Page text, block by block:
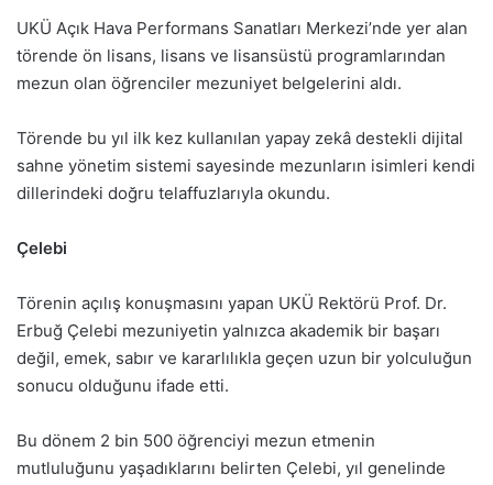
UKÜ Açık Hava Performans Sanatları Merkezi’nde yer alan
törende ön lisans, lisans ve lisansüstü programlarından
mezun olan öğrenciler mezuniyet belgelerini aldı.
Törende bu yıl ilk kez kullanılan yapay zekâ destekli dijital
sahne yönetim sistemi sayesinde mezunların isimleri kendi
dillerindeki doğru telaffuzlarıyla okundu.
Çelebi
Törenin açılış konuşmasını yapan UKÜ Rektörü Prof. Dr.
Erbuğ Çelebi mezuniyetin yalnızca akademik bir başarı
değil, emek, sabır ve kararlılıkla geçen uzun bir yolculuğun
sonucu olduğunu ifade etti.
Bu dönem 2 bin 500 öğrenciyi mezun etmenin
mutluluğunu yaşadıklarını belirten Çelebi, yıl genelinde